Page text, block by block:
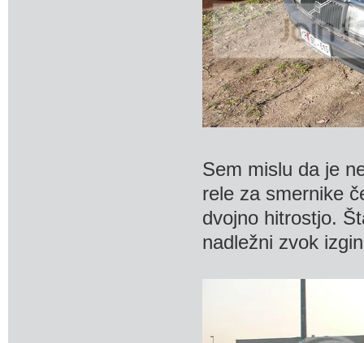
Sem mislu da je
rele za smernike
dvojno hitrostjo.
nadležni zvok